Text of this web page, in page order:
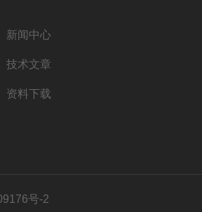
新闻中心
技术文章
资料下载
号-2